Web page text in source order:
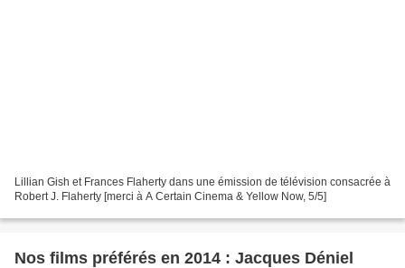
Lillian Gish et Frances Flaherty dans une émission de télévision consacrée à
Robert J. Flaherty [merci à A Certain Cinema & Yellow Now, 5/5]
Nos films préférés en 2014 : Jacques Déniel